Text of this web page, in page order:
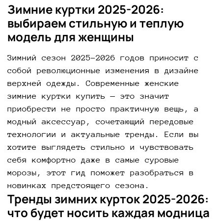
Зимние куртки 2025-2026:
выбираем стильную и теплую
модель для женщины
Зимний сезон 2025-2026 годов приносит с
собой революционные изменения в дизайне
верхней одежды. Современные женские
зимние куртки купить — это значит
приобрести не просто практичную вещь, а
модный аксессуар, сочетающий передовые
технологии и актуальные тренды. Если вы
хотите выглядеть стильно и чувствовать
себя комфортно даже в самые суровые
морозы, этот гид поможет разобраться в
новинках предстоящего сезона.
Тренды зимних курток 2025-2026:
что будет носить каждая модница